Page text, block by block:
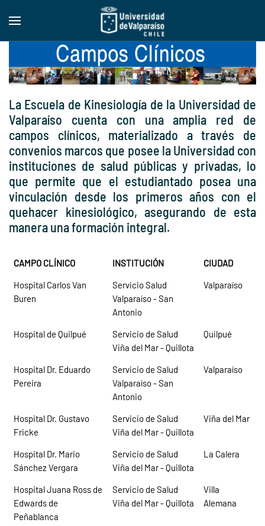
Skip to main content
La Escuela de Kinesiología de la Universidad de
Valparaíso cuenta con una amplia red de
campos clínicos, materializado a través de
convenios marcos que posee la Universidad con
instituciones de salud públicas y privadas, lo
que permite que el estudiantado posea una
vinculación desde los primeros años con el
quehacer kinesiológico, asegurando de esta
manera una formación integral.
CAMPO CLÍNICO INSTITUCIÓN CIUDAD
Hospital Carlos Van
Buren
Servicio Salud
Valparaíso - San
Antonio
Valparaíso
Hospital de Quilpué
Servicio de Salud
Viña del Mar - Quillota
Quilpué
Hospital Dr. Eduardo
Pereira
Servicio de Salud
Valparaíso - San
Antonio
Valparaíso
Hospital Dr. Gustavo
Fricke
Servicio de Salud
Viña del Mar - Quillota
Viña del Mar
Hospital Dr. Mario
Sánchez Vergara
Servicio de Salud
Viña del Mar - Quillota
La Calera
Hospital Juana Ross de
Edwards de
Peñablanca
Servicio de Salud
Viña del Mar - Quillota
Villa
Alemana